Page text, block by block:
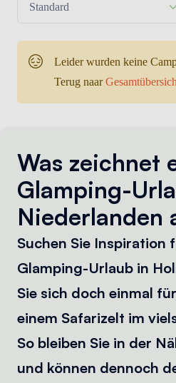
Leider wurden keine
Terug naar
Was zeichnet
Glamping-
Niederlanden
Suchen Sie Inspiration
Glamping-Urlaub in
Sie sich doch einmal
einem Safarizelt im
So bleiben Sie in der
und können dennoch